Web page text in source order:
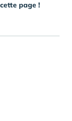
page !